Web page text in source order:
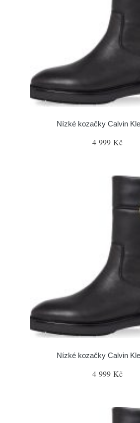
Nízké kozačky Calvin
4 999 Kč
Nízké kozačky Calvin
4 999 Kč